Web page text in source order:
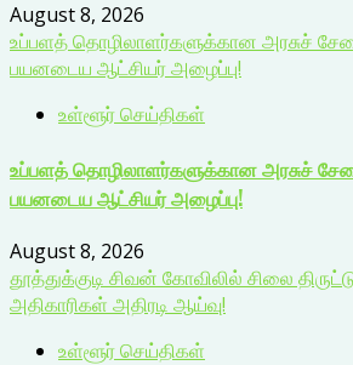
August 8, 2026
உப்பளத் தொழிலாளர்களுக்கான அரசுச்
பயனடைய ஆட்சியர் அழைப்பு!
உள்ளூர் செய்திகள்
உப்பளத் தொழிலாளர்களுக்கான அரசுச்
பயனடைய ஆட்சியர் அழைப்பு!
August 8, 2026
தூத்துக்குடி சிவன் கோவிலில் சிலை திருட்டு
அதிகாரிகள் அதிரடி ஆய்வு!
உள்ளூர் செய்திகள்